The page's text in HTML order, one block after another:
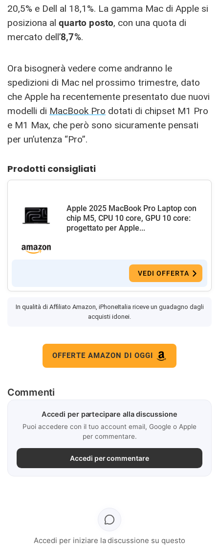
20,5% e Dell al 18,1%. La gamma Mac di Apple si
posiziona al quarto posto, con una quota di
mercato dell’8,7%.
Ora bisognerà vedere come andranno le
spedizioni di Mac nel prossimo trimestre, dato
che Apple ha recentemente presentato due nuovi
modelli di MacBook Pro dotati di chipset M1 Pro
e M1 Max, che però sono sicuramente pensati
per un’utenza “Pro”.
Prodotti consigliati
Apple 2025 MacBook Pro Laptop con
chip M5, CPU 10 core, GPU 10 core:
progettato per Apple...
VEDI OFFERTA
In qualità di Affiliato Amazon, iPhoneItalia riceve un guadagno dagli
acquisti idonei.
OFFERTE AMAZON DI OGGI
Commenti
Accedi per partecipare alla discussione
Puoi accedere con il tuo account email, Google o Apple
per commentare.
Accedi per commentare
Accedi per iniziare la discussione su questo